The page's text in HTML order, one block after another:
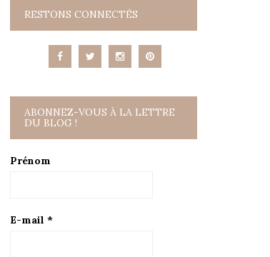
RESTONS CONNECTÉS
ABONNEZ-VOUS À LA LETTRE
DU BLOG !
Prénom
E-mail *